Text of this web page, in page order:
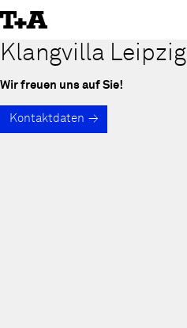
to
Content
Klangvilla Leipzig
Wir freuen uns auf Sie!
Kontaktdaten